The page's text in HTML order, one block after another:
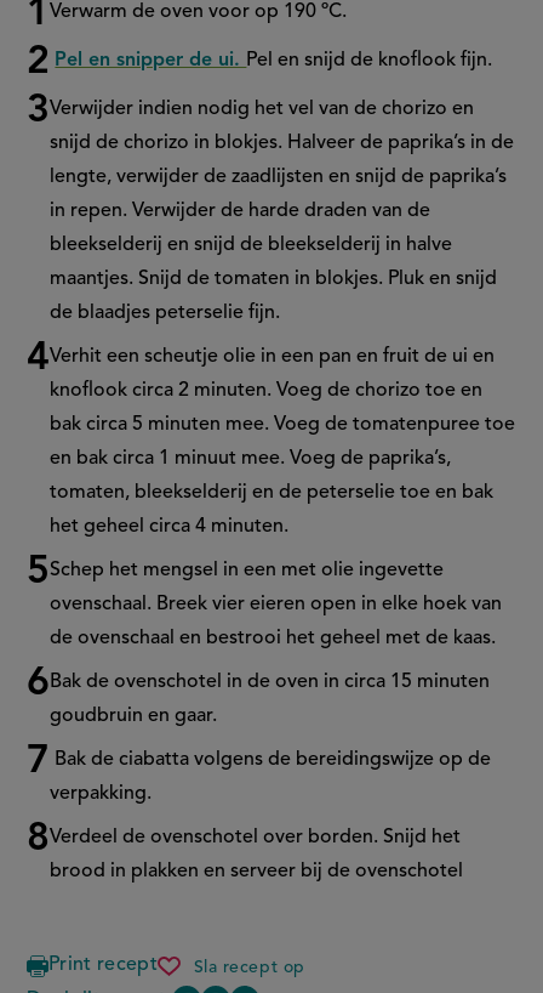
Stappenplan
Verwarm de oven voor op 190 ºC.
Pel en snipper de ui. Pel en snijd de knoflook fijn.
Verwijder indien nodig het vel van de chorizo en
snijd de chorizo in blokjes. Halveer de paprika’s in de
lengte, verwijder de zaadlijsten en snijd de paprika’s
in repen. Verwijder de harde draden van de
bleekselderij en snijd de bleekselderij in halve
maantjes. Snijd de tomaten in blokjes. Pluk en snijd
de blaadjes peterselie fijn.
Verhit een scheutje olie in een pan en fruit de ui en
knoflook circa 2 minuten. Voeg de chorizo toe en
bak circa 5 minuten mee. Voeg de tomatenpuree toe
en bak circa 1 minuut mee. Voeg de paprika’s,
tomaten, bleekselderij en de peterselie toe en bak
het geheel circa 4 minuten.
Schep het mengsel in een met olie ingevette
ovenschaal. Breek vier eieren open in elke hoek van
de ovenschaal en bestrooi het geheel met de kaas.
Bak de ovenschotel in de oven in circa 15 minuten
goudbruin en gaar.
Bak de ciabatta volgens de bereidingswijze op de
verpakking.
Verdeel de ovenschotel over borden. Snijd het
brood in plakken en serveer bij de ovenschotel
Print recept Sla recept op
ovenschotel